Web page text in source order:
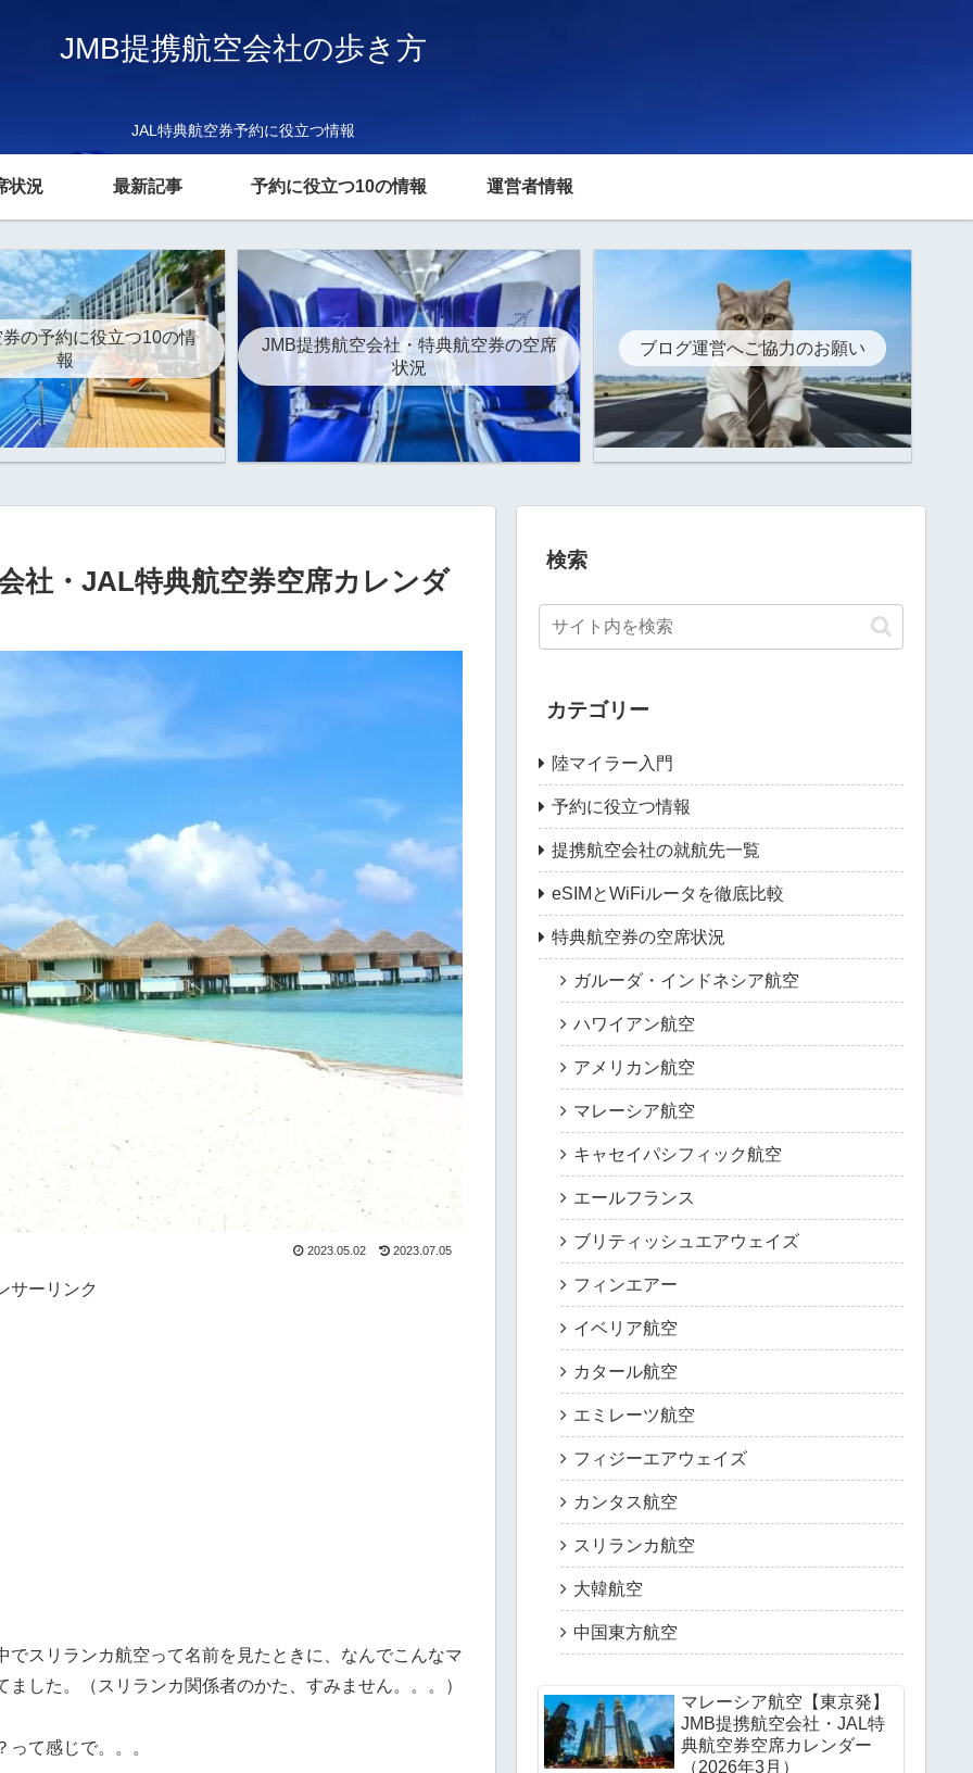
JMB提携航空会社の歩き方
JAL特典航空券予約に役立つ情報
状況 最新記事 予約に役立つ10の情報 運営者情報
の予約に役立つ10の情
報
JMB提携航空会社・特典航空券の空席
状況
ブログ運営へご協力のお願い
社・JAL特典航空券空席カレンダ
2023.05.02 2023.07.05
サーリンク
スリランカ航空って名前を見たときに、なんでこんなマ
した。（スリランカ関係者のかた、すみません。。。）
て感じで。。。
検索
カテゴリー
陸マイラー入門
予約に役立つ情報
提携航空会社の就航先一覧
eSIMとWiFiルータを徹底比較
特典航空券の空席状況
ガルーダ・インドネシア航空
ハワイアン航空
アメリカン航空
マレーシア航空
キャセイパシフィック航空
エールフランス
ブリティッシュエアウェイズ
フィンエアー
イベリア航空
カタール航空
エミレーツ航空
フィジーエアウェイズ
カンタス航空
スリランカ航空
大韓航空
中国東方航空
マレーシア航空【東京発】
JMB提携航空会社・JAL特
典航空券空席カレンダー
（2026年3月）